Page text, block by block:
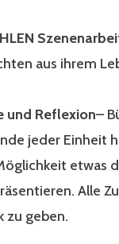
aus ihrem
und Reflexion–
jeder Einheit
etwas
Alle
zu geben.